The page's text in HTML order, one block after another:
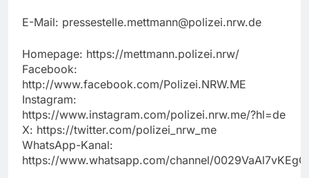
E-Mail: pressestelle.mettmann@polizei.nrw.de
Homepage: https://mettmann.polizei.nrw/
Facebook:
http://www.facebook.com/Polizei.NRW.ME
Instagram:
https://www.instagram.com/polizei.nrw.me/?hl=de
X: https://twitter.com/polizei_nrw_me
WhatsApp-Kanal:
https://www.whatsapp.com/channel/